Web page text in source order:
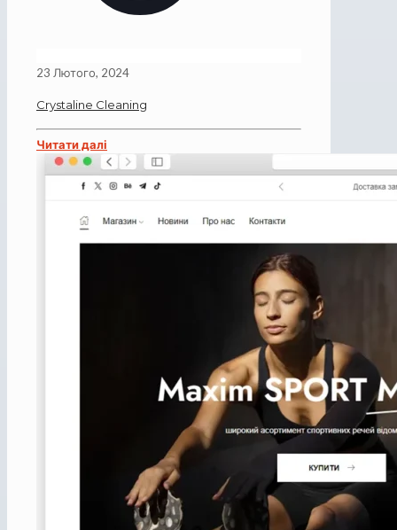
23 Лютого, 2024
Crystaline Cleaning
Читати далі